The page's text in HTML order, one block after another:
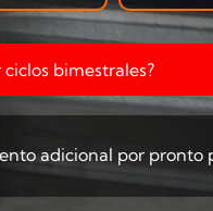
bimestrales?
adicional por